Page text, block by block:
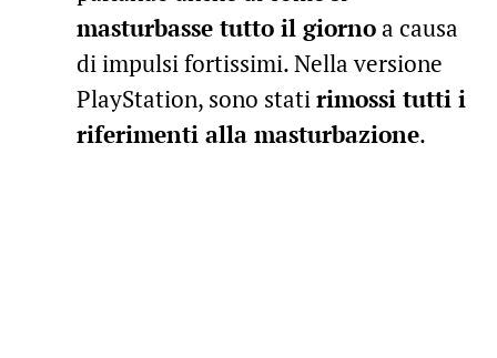
masturbasse tutto il giornoa causa
di impulsi fortissimi. Nella versione
PlayStation, sono statirimossi tutti i
riferimenti alla masturbazione.